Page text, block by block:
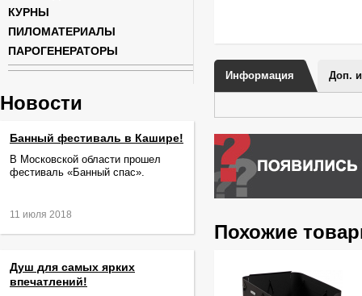
Информация Доп.
Похожие
КУРНЫ
ПИЛОМАТЕРИАЛЫ
ПАРОГЕНЕРАТОРЫ
Новости
Банный фестиваль в Кашире!
В Московской области прошел
фестиваль «Банный спас».
11 июля 2018
Душ для самых ярких
впечатлений!